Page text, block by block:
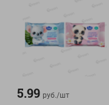
5.99 руб./шт